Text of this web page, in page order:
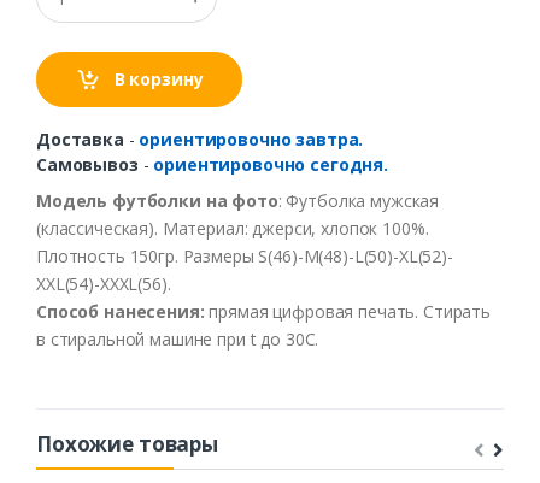
В корзину
Доставка - ориентировочно завтра.
Самовывоз - ориентировочно сегодня.
Модель футболки на фото: Футболка мужская
(классическая). Материал: джерси, хлопок 100%.
Плотность 150гр. Размеры S(46)-M(48)-L(50)-XL(52)-
XXL(54)-XXXL(56).
Способ нанесения: прямая цифровая печать. Стирать
в стиральной машине при t до 30С.
Похожие товары